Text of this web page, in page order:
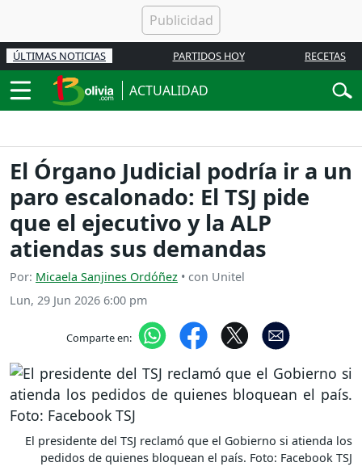
ÚLTIMAS NOTICIAS PARTIDOS HOY RECETAS
ACTUALIDAD
El Órgano Judicial podría ir a un
paro escalonado: El TSJ pide
que el ejecutivo y la ALP
atiendas sus demandas
Por: Micaela Sanjines Ordóñez • con Unitel
Lun, 29 Jun 2026 6:00 pm
Comparte en:
El presidente del TSJ reclamó que el Gobierno si atienda los
pedidos de quienes bloquean el país. Foto: Facebook TSJ